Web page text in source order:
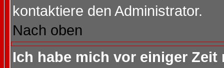
kontaktiere den Administrator.
Nach oben
Ich habe mich vor einiger